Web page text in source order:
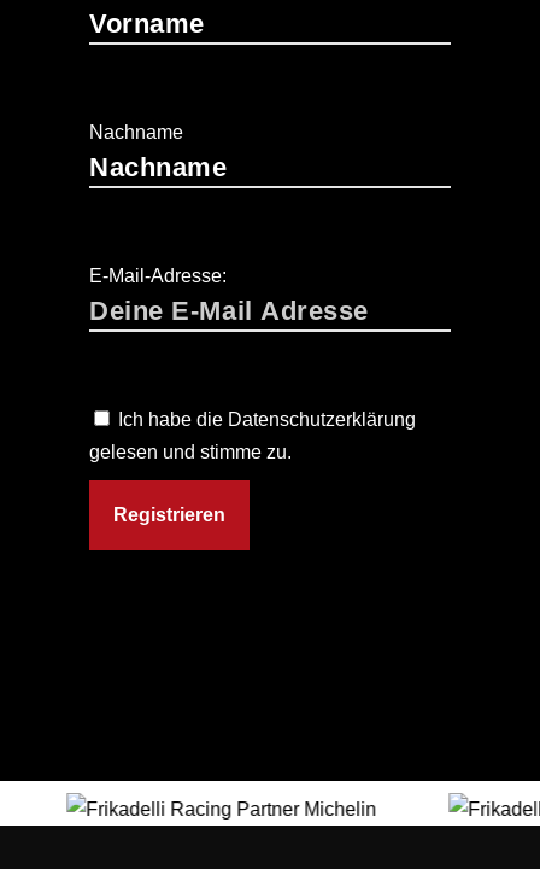
Nachname
E-Mail-Adresse:
Ich habe die Datenschutzerklärung
gelesen und stimme zu.